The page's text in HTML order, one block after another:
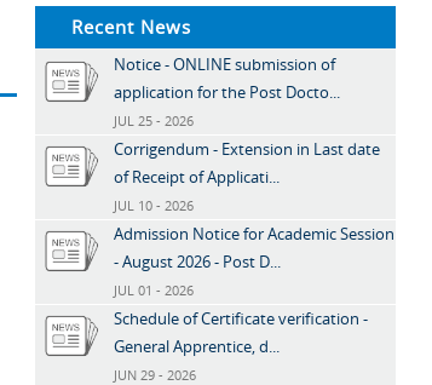
Recent News
Notice - ONLINE submission of
application for the Post Docto...
JUL 25 - 2026
Corrigendum - Extension in Last date
of Receipt of Applicati...
JUL 10 - 2026
Admission Notice for Academic Session
- August 2026 - Post D...
JUL 01 - 2026
Schedule of Certificate verification -
General Apprentice, d...
JUN 29 - 2026